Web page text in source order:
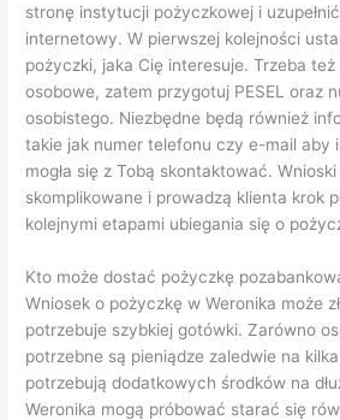
stronę instytucji pożyczkowej i
internetowy. W pierwszej kolejności
pożyczki, jaka Cię interesuje. Trzeba
osobowe, zatem przygotuj PESEL oraz
osobistego. Niezbędne będą również
takie jak numer telefonu czy e-mail aby
mogła się z Tobą skontaktować. Wnioski
skomplikowane i prowadzą klienta krok
kolejnymi etapami ubiegania się o
Kto może dostać pożyczkę
Wniosek o pożyczkę w Weronika może
potrzebuje szybkiej gotówki. Zarówno
potrzebne są pieniądze zaledwie na
potrzebują dodatkowych środków na
Weronika mogą próbować starać się